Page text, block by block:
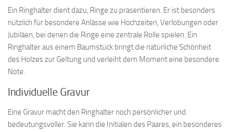
Ein Ringhalter dient dazu, Ringe zu präsentieren. Er ist besonders
nützlich für besondere Anlässe wie Hochzeiten, Verlobungen oder
Jubiläen, bei denen die Ringe eine zentrale Rolle spielen. Ein
Ringhalter aus einem Baumstück bringt die natürliche Schönheit
des Holzes zur Geltung und verleiht dem Moment eine besondere
Note.
Individuelle Gravur
Eine Gravur macht den Ringhalter noch persönlicher und
bedeutungsvoller. Sie kann die Initialen des Paares, ein besonderes